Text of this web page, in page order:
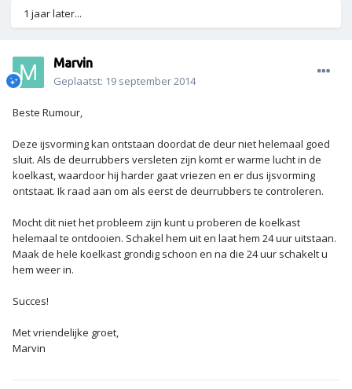
1 jaar later...
Marvin
Geplaatst: 19 september 2014
Beste Rumour,
Deze ijsvorming kan ontstaan doordat de deur niet helemaal goed
sluit. Als de deurrubbers versleten zijn komt er warme lucht in de
koelkast, waardoor hij harder gaat vriezen en er dus ijsvorming
ontstaat. Ik raad aan om als eerst de deurrubbers te controleren.
Mocht dit niet het probleem zijn kunt u proberen de koelkast
helemaal te ontdooien. Schakel hem uit en laat hem 24 uur uitstaan.
Maak de hele koelkast grondig schoon en na die 24 uur schakelt u
hem weer in.
Succes!
Met vriendelijke groet,
Marvin